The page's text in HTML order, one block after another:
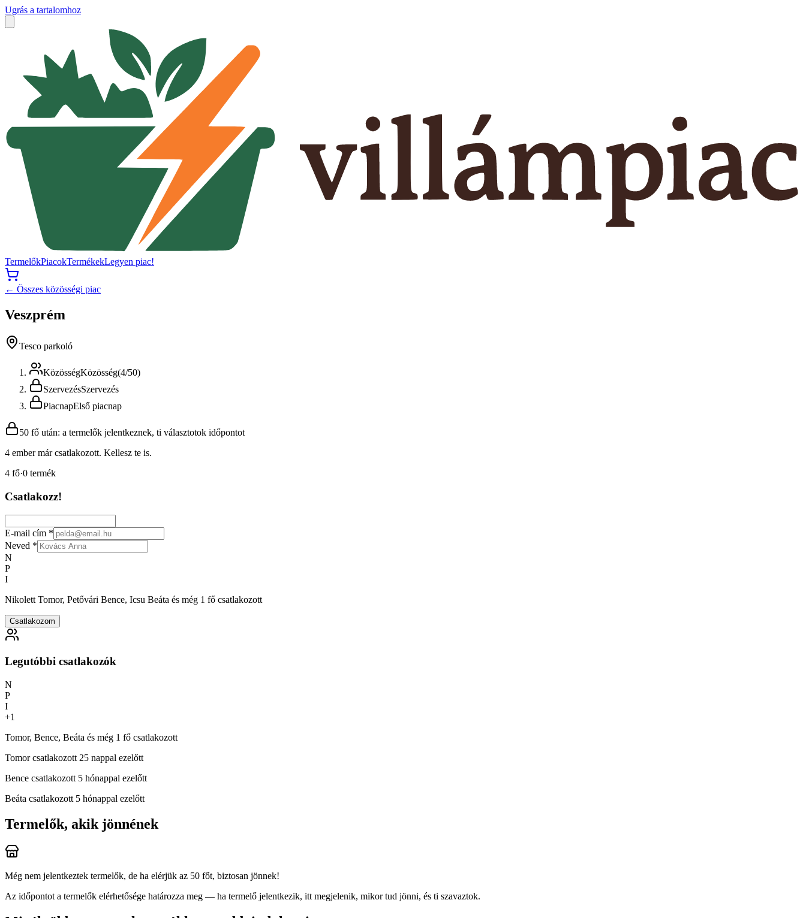
Ugrás a tartalomhoz
TermelőkPiacokTermékekLegyen piac!
← Összes közösségi piac
Veszprém
Tesco parkoló
KözösségKözösség(4/50)
SzervezésSzervezés
PiacnapElső piacnap
50 fő után: a termelők jelentkeznek, ti választotok időpontot
4 ember már csatlakozott. Kellesz te is.
4 fő·0 termék
Csatlakozz!
E-mail cím *
Neved *
N
P
I
Nikolett Tomor, Petővári Bence, Icsu Beáta és még 1 fő csatlakozott
Csatlakozom
Legutóbbi csatlakozók
N
P
I
+1
Tomor, Bence, Beáta és még 1 fő csatlakozott
Tomor csatlakozott 25 nappal ezelőtt
Bence csatlakozott 5 hónappal ezelőtt
Beáta csatlakozott 5 hónappal ezelőtt
Termelők, akik jönnének
Még nem jelentkeztek termelők, de ha elérjük az 50 főt, biztosan jönnek!
Az időpontot a termelők elérhetősége határozza meg — ha termelő jelentkezik, itt megjelenik, mikor tud jönni, és ti szavaztok.